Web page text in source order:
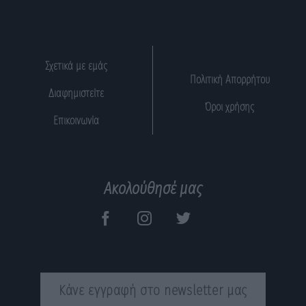
Σχετικά με εμάς
Διαφημιστείτε
Επικοινωνία
Πολιτική Απορρήτου
Όροι χρήσης
Ακολούθησέ μας
Κάνε εγγραφή στο newsletter μας